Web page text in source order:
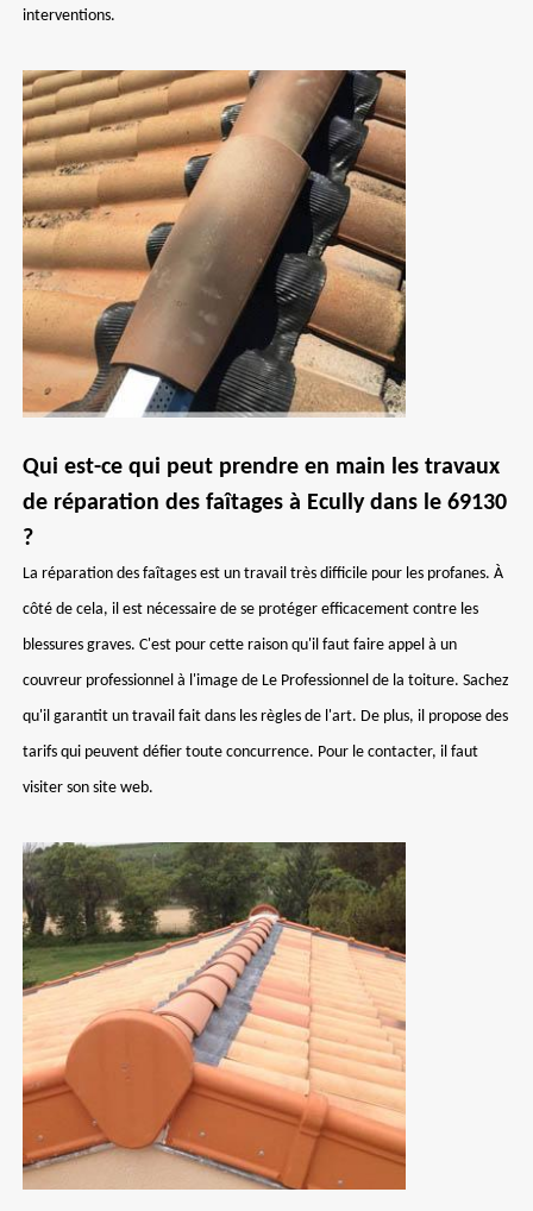
interventions.
Qui est-ce qui peut prendre en main les travaux
de réparation des faîtages à Ecully dans le 69130
?
La réparation des faîtages est un travail très difficile pour les profanes. À
côté de cela, il est nécessaire de se protéger efficacement contre les
blessures graves. C'est pour cette raison qu'il faut faire appel à un
couvreur professionnel à l'image de Le Professionnel de la toiture. Sachez
qu'il garantit un travail fait dans les règles de l'art. De plus, il propose des
tarifs qui peuvent défier toute concurrence. Pour le contacter, il faut
visiter son site web.